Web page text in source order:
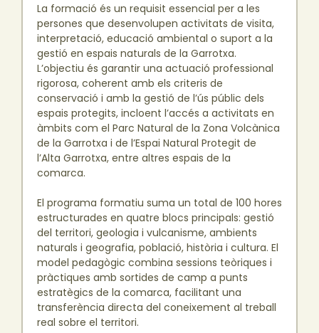
La formació és un requisit essencial per a les
persones que desenvolupen activitats de visita,
interpretació, educació ambiental o suport a la
gestió en espais naturals de la Garrotxa.
L’objectiu és garantir una actuació professional
rigorosa, coherent amb els criteris de
conservació i amb la gestió de l’ús públic dels
espais protegits, incloent l’accés a activitats en
àmbits com el Parc Natural de la Zona Volcànica
de la Garrotxa i de l’Espai Natural Protegit de
l’Alta Garrotxa, entre altres espais de la
comarca.
El programa formatiu suma un total de 100 hores
estructurades en quatre blocs principals: gestió
del territori, geologia i vulcanisme, ambients
naturals i geografia, població, història i cultura. El
model pedagògic combina sessions teòriques i
pràctiques amb sortides de camp a punts
estratègics de la comarca, facilitant una
transferència directa del coneixement al treball
real sobre el territori.